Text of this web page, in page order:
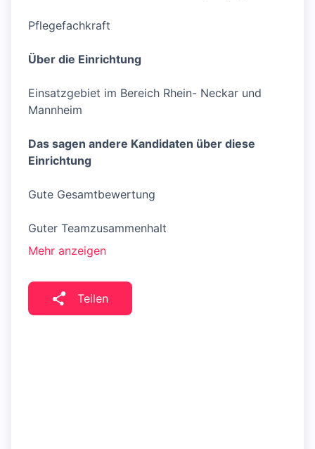
Pflegefachkraft
Über die Einrichtung
Einsatzgebiet im Bereich Rhein- Neckar und
Mannheim
Das sagen andere Kandidaten über diese
Einrichtung
Gute Gesamtbewertung
Guter Teamzusammenhalt
Mehr anzeigen
Teilen